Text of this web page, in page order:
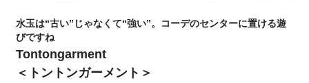
水玉は“古い”じゃなくて“強い”。コーデのセンターに置ける遊
びですね
Tontongarment
＜トントンガーメント＞